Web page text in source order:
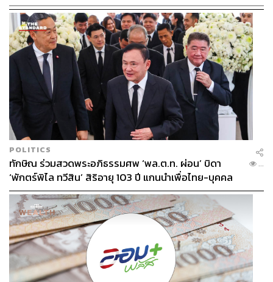
POLITICS
ทักษิณ ร่วมสวดพระอภิธรรมศพ ‘พล.ต.ท. ผ่อน’ บิดา
‘พักตร์พิไล ทวีสิน’ สิริอายุ 103 ปี แกนนำเพื่อไทย-บุคคล
หลากวงการร่วมอาลัย
...